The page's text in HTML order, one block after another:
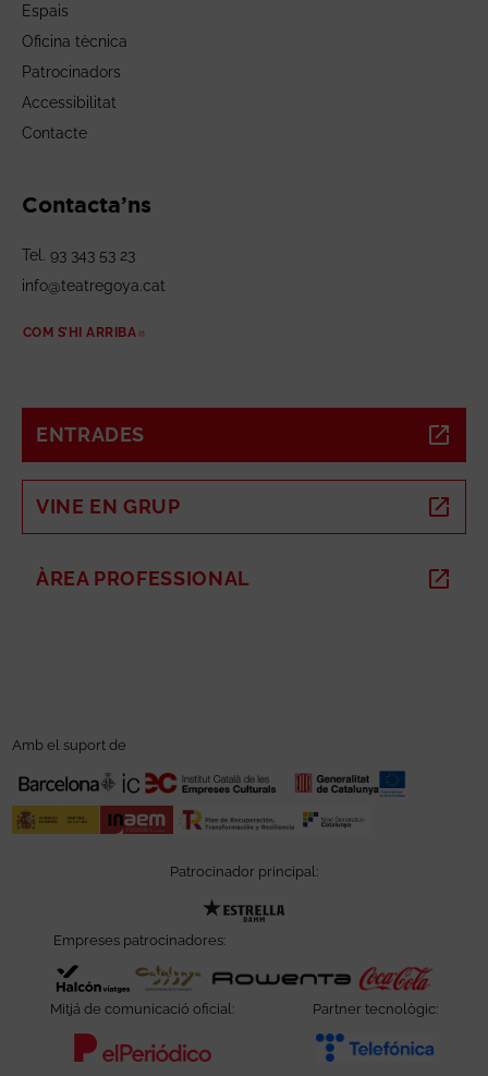
Espais
Oficina tècnica
Patrocinadors
Accessibilitat
Contacte
Contacta’ns
Tel. 93 343 53 23
info@teatregoya.cat
COM S’HI ARRIBA
ENTRADES
VINE EN GRUP
ÀREA PROFESSIONAL ABRE EN NUEVA VENTANA
Amb el suport de
Patrocinador principal:
Empreses patrocinadores:
Abre en nueva ventana
Abre en nueva ventanaAbre en nueva
Mitjá de comunicació oficial:
Abre en nueva ventana
Partner tecnològic: